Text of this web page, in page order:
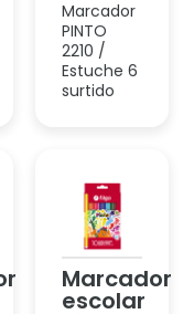
Pinto
2220
Marcador
PINTO
2220 /
Estuche
10 surtido